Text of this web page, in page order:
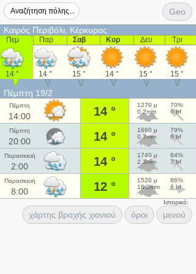
Geo
Καιρός Περιβόλι, Κέρκυρας
Πεμ
14 °
Παρ
14 °
Σαβ
15 °
Κυρ
14 °
Δευ
15 °
Τρι
15 °
Πέμπτη 19/2
Πέμπτη
14:00 14 °
1270 μ
0.2mm
70%
6 bf
Πέμπτη
20:00 14 °
1660 μ
0.7mm
79%
6 bf
Παρασκευή
2:00 14 °
1740 μ
2.3mm
84%
7 bf
Παρασκευή
8:00 12 °
1520 μ
16.2mm
86%
6 bf
Ιστορικό:
χάρτης βροχής χιονιού όροι μενού